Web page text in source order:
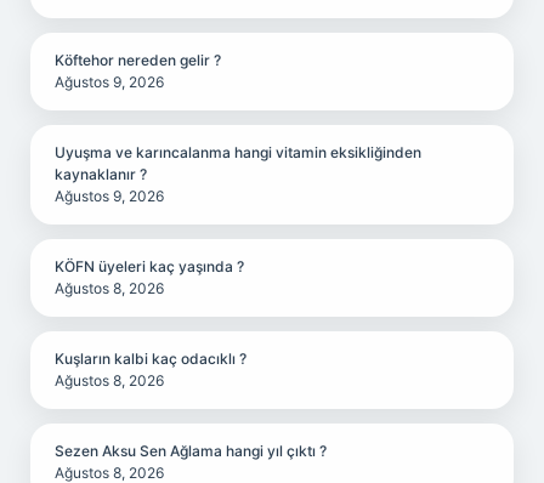
Köftehor nereden gelir ?
Ağustos 9, 2026
Uyuşma ve karıncalanma hangi vitamin eksikliğinden
kaynaklanır ?
Ağustos 9, 2026
KÖFN üyeleri kaç yaşında ?
Ağustos 8, 2026
Kuşların kalbi kaç odacıklı ?
Ağustos 8, 2026
Sezen Aksu Sen Ağlama hangi yıl çıktı ?
Ağustos 8, 2026